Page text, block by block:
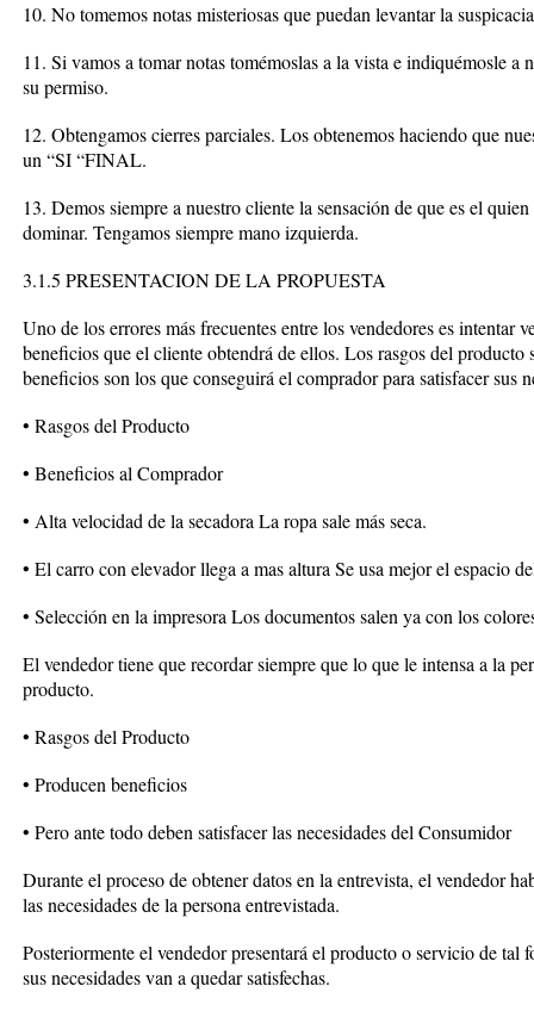
10. No tomemos notas misteriosas que puedan levantar la
11. Si vamos a tomar notas tomémoslas a la vista e indiquémosle a
su permiso.
12. Obtengamos cierres parciales. Los obtenemos haciendo que
un “SI “FINAL.
13. Demos siempre a nuestro cliente la sensación de que es el
dominar. Tengamos siempre mano izquierda.
3.1.5 PRESENTACION DE LA PROPUESTA
Uno de los errores más frecuentes entre los vendedores es intentar
beneficios que el cliente obtendrá de ellos. Los rasgos del producto
beneficios son los que conseguirá el comprador para satisfacer sus
• Rasgos del Producto
• Beneficios al Comprador
• Alta velocidad de la secadora La ropa sale más seca.
• El carro con elevador llega a mas altura Se usa mejor el espacio
• Selección en la impresora Los documentos salen ya con los
El vendedor tiene que recordar siempre que lo que le intensa a la
producto.
• Rasgos del Producto
• Producen beneficios
• Pero ante todo deben satisfacer las necesidades del Consumidor
Durante el proceso de obtener datos en la entrevista, el vendedor
las necesidades de la persona entrevistada.
Posteriormente el vendedor presentará el producto o servicio de tal
sus necesidades van a quedar satisfechas.